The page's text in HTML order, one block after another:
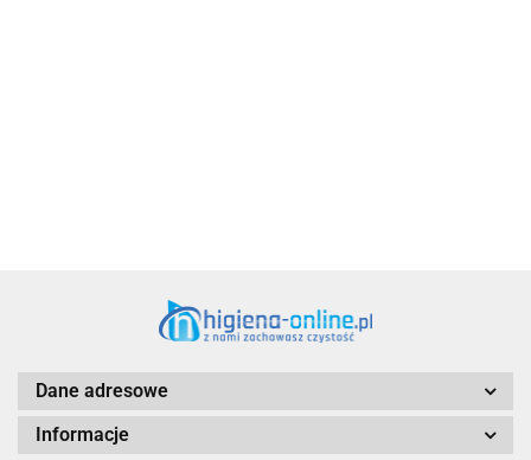
Dane adresowe
Informacje